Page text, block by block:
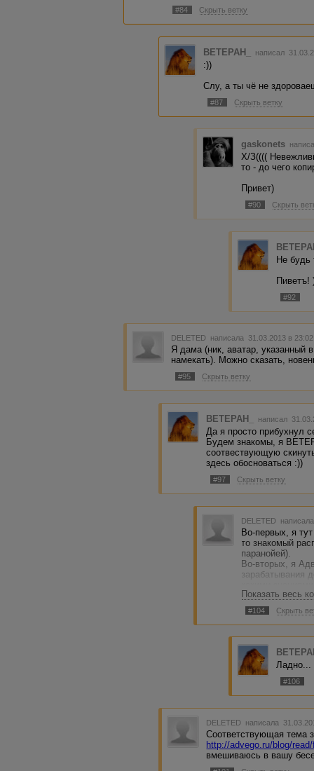
#84 Скрыть ветку
BETEPAH_ написал
:))
Слу, а ты чё не
#87 Скрыть ветку
gaskonets
Х/З((((
то - до чего
Привет)
#90 Скрыть
Не будь
Пиветъ!
#92
DELETED написала 31.03.2013 в
Я дама (ник, аватар,
намекать). Можно сказать,
#95 Скрыть ветку
BETEPAH_ написал
Да я просто прибухнул
Будем знакомы, я
соотвествующую
здесь обосноваться :))
#97 Скрыть ветку
DELETED
Во-первых, я
то знакомый
паранойей).
Во-вторых, я
зарабатывания
же... Так вот, я
помогала мне в
денешься, а
Я и на форуме
предложений
Показать весь
#104 Скрыть
Ладно...
#106
DELETED написала
Соответствующая тема
http://advego.ru/blog/
вмешиваюсь в вашу